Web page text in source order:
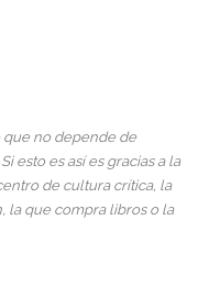
que no depende de
esto es así es gracias a la
de cultura crítica, la
la que compra libros o la